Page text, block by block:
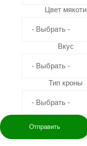
Цвет мякоти
Вкус
Тип кроны